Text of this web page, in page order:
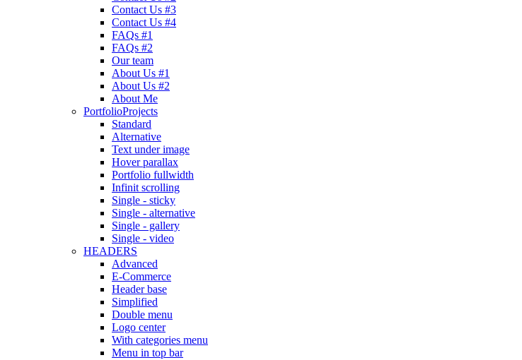
Contact Us #3
Contact Us #4
FAQs #1
FAQs #2
Our team
About Us #1
About Us #2
About Me
PortfolioProjects
Standard
Alternative
Text under image
Hover parallax
Portfolio fullwidth
Infinit scrolling
Single - sticky
Single - alternative
Single - gallery
Single - video
HEADERS
Advanced
E-Commerce
Header base
Simplified
Double menu
Logo center
With categories menu
Menu in top bar